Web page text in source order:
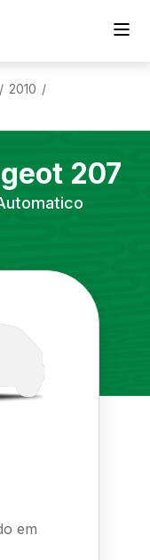
/ 2010 /
207
em